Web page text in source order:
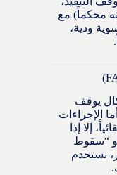
محكماً) مع
ودية،
يوقف
الإجراءات
إلا إذا
“سقوط
نستخدم